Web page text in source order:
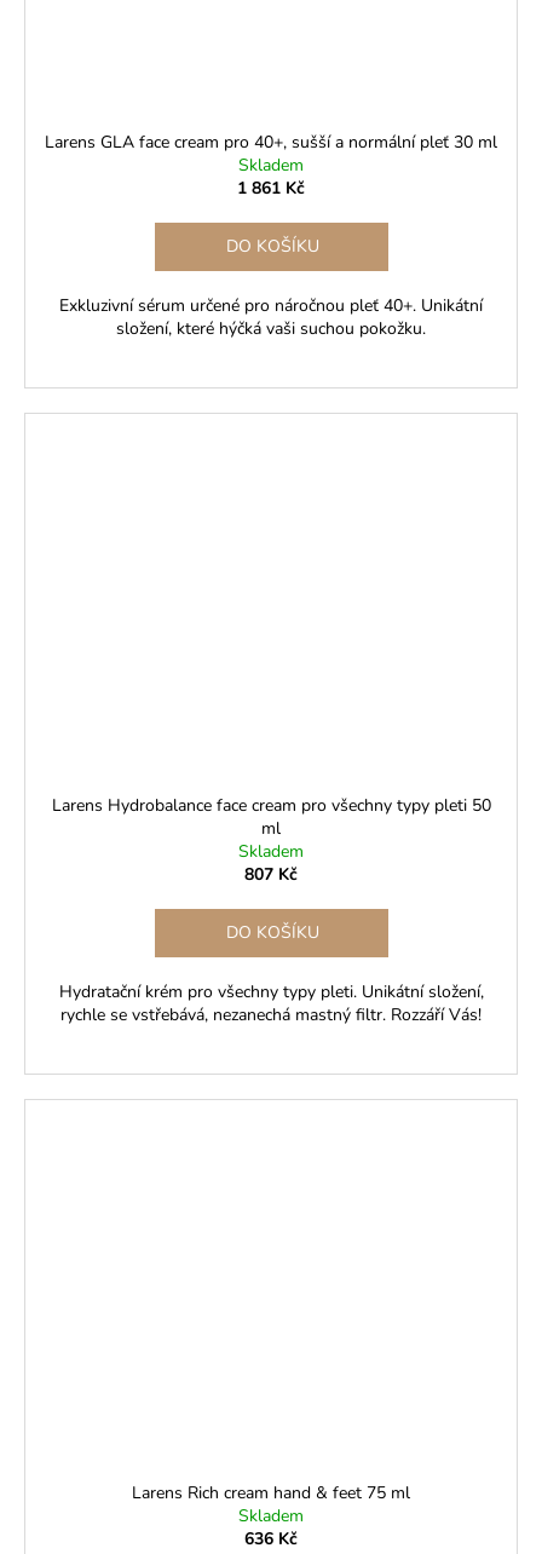
Larens GLA face cream pro 40+, sušší a normální pleť 30 ml
Skladem
1 861 Kč
DO KOŠÍKU
Exkluzivní sérum určené pro náročnou pleť 40+. Unikátní
složení, které hýčká vaši suchou pokožku.
Larens Hydrobalance face cream pro všechny typy pleti 50
ml
Skladem
807 Kč
DO KOŠÍKU
Hydratační krém pro všechny typy pleti. Unikátní složení,
rychle se vstřebává, nezanechá mastný filtr. Rozzáří Vás!
Larens Rich cream hand & feet 75 ml
Skladem
636 Kč